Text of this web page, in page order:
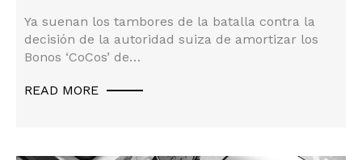
Ya suenan los tambores de la batalla contra la
decisión de la autoridad suiza de amortizar los
Bonos ‘CoCos’ de…
READ MORE